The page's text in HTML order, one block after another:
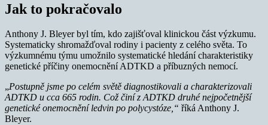
Jak to pokračovalo
Anthony J. Bleyer byl tím, kdo zajišťoval klinickou část výzkumu.
Systematicky shromažďoval rodiny i pacienty z celého světa. To
výzkumnému týmu umožnilo systematické hledání charakteristiky
genetické příčiny onemocnění ADTKD a příbuzných nemocí.
„Postupně jsme po celém světě diagnostikovali a charakterizovali
ADTKD u cca 665 rodin. Což činí z ADTKD druhé nejpočetnější
genetické onemocnění ledvin po polycystóze,“ říká Anthony J.
Bleyer.